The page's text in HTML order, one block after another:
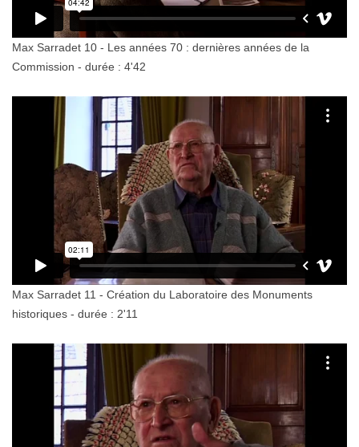
Max Sarradet 10 - Les années 70 : dernières années de la
Commission - durée : 4'42
Max Sarradet 11 - Création du Laboratoire des Monuments
historiques - durée : 2'11